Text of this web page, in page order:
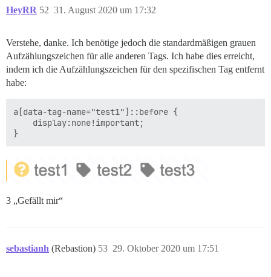
HeyRR 31. August 2020 um 17:32
52
Verstehe, danke. Ich benötige jedoch die standardmäßigen grauen
Aufzählungszeichen für alle anderen Tags. Ich habe dies erreicht,
indem ich die Aufzählungszeichen für den spezifischen Tag entfernt
habe:
a[data-tag-name="test1"]::before {
    display:none!important;
3 „Gefällt mir“
sebastianh (Rebastion) 29. Oktober 2020 um 17:51
53